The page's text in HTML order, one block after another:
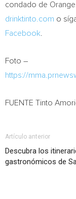
condado de
drinktinto.com o
Facebook
Foto –
https://
FUENTE Tinto
Artículo anterior
Descubra los
gastronómicos de